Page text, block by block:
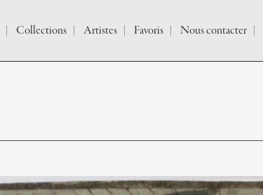
Collections Artistes Favoris Nous contacter